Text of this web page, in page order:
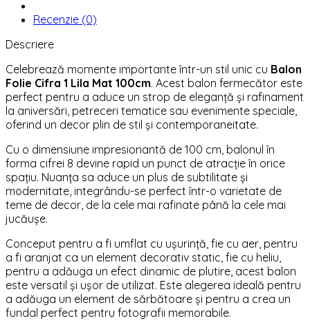
Recenzie (0)
Descriere
Celebrează momente importante într-un stil unic cu Balon
Folie Cifra 1 Lila Mat 100cm. Acest balon fermecător este
perfect pentru a aduce un strop de eleganță și rafinament
la aniversări, petreceri tematice sau evenimente speciale,
oferind un decor plin de stil și contemporaneitate.
Cu o dimensiune impresionantă de 100 cm, balonul în
forma cifrei 8 devine rapid un punct de atracție în orice
spațiu. Nuanța sa aduce un plus de subtilitate și
modernitate, integrându-se perfect într-o varietate de
teme de decor, de la cele mai rafinate până la cele mai
jucăușe.
Conceput pentru a fi umflat cu ușurință, fie cu aer, pentru
a fi aranjat ca un element decorativ static, fie cu heliu,
pentru a adăuga un efect dinamic de plutire, acest balon
este versatil și ușor de utilizat. Este alegerea ideală pentru
a adăuga un element de sărbătoare și pentru a crea un
fundal perfect pentru fotografii memorabile.